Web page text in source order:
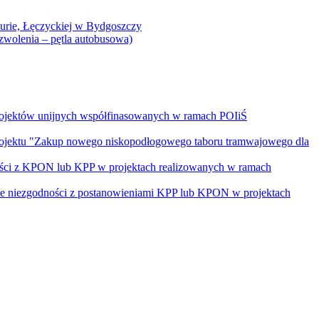
Łęczyckiej w Bydgoszczy
– pętla autobusowa)
unijnych współfinasowanych w ramach POIiŚ
"Zakup nowego niskopodłogowego taboru tramwajowego dla
z KPON lub KPP w projektach realizowanych w ramach
niezgodności z postanowieniami KPP lub KPON w projektach